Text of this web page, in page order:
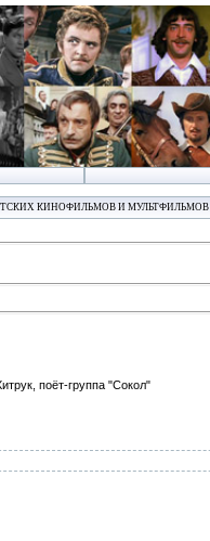
КИНОФИЛЬМОВ И МУЛЬТФИЛЬМОВ
поёт-группа "Сокол"